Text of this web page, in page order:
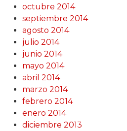
octubre 2014
septiembre 2014
agosto 2014
julio 2014
junio 2014
mayo 2014
abril 2014
marzo 2014
febrero 2014
enero 2014
diciembre 2013